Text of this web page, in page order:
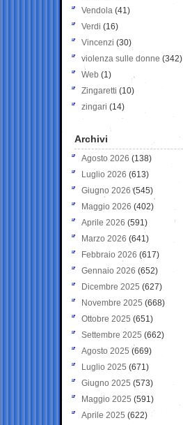
Vendola (41)
Verdi (16)
Vincenzi (30)
violenza sulle donne (342)
Web (1)
Zingaretti (10)
zingari (14)
Archivi
Agosto 2026 (138)
Luglio 2026 (613)
Giugno 2026 (545)
Maggio 2026 (402)
Aprile 2026 (591)
Marzo 2026 (641)
Febbraio 2026 (617)
Gennaio 2026 (652)
Dicembre 2025 (627)
Novembre 2025 (668)
Ottobre 2025 (651)
Settembre 2025 (662)
Agosto 2025 (669)
Luglio 2025 (671)
Giugno 2025 (573)
Maggio 2025 (591)
Aprile 2025 (622)